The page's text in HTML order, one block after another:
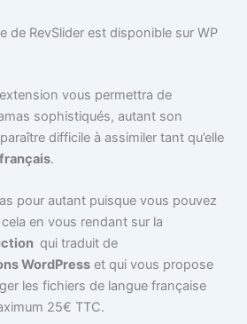
de RevSlider est disponible sur WP
vous permettra de
sophistiqués, autant son
difficile à assimiler tant qu’elle
.
pour autant puisque vous pouvez
en vous rendant sur la
qui traduit de
WordPress et qui vous propose
les fichiers de langue française
25€ TTC.